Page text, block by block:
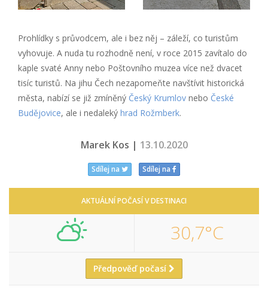
Prohlídky s průvodcem, ale i bez něj – záleží, co turistům
vyhovuje. A nuda tu rozhodně není, v roce 2015 zavítalo do
kaple svaté Anny nebo Poštovního muzea více než dvacet
tisíc turistů. Na jihu Čech nezapomeňte navštívit historická
města, nabízí se již zmíněný Český Krumlov nebo České
Budějovice, ale i nedaleký hrad Rožmberk.
Marek Kos | 13.10.2020
Sdílej na Sdílej na
AKTUÁLNÍ POČASÍ V DESTINACI
30,7°C
Předpověď počasí